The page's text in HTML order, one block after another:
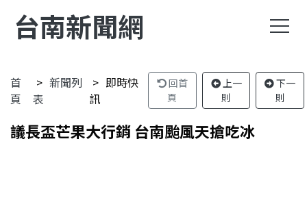
台南新聞網
首
頁
新聞列
表
即時快
訊
回首
頁
上一
則
下一
則
議長盃芒果大行銷 台南颱風天搶吃冰